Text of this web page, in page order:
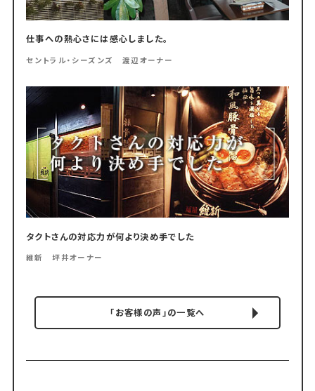
仕事への熱心さには感心しました。
セントラル・シーズンズ 渡辺オーナー
タクトさんの対応力が何より決め手でした
維新 坪井オーナー
「お客様の声」の一覧へ